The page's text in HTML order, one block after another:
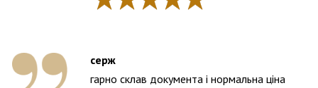
серж
гарно склав документа і нормальна ціна